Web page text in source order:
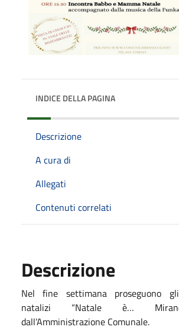
INDICE DELLA PAGINA
Descrizione
A cura di
Allegati
Contenuti correlati
Descrizione
Nel fine settimana proseguono
natalizi “Natale è…
dall’Amministrazione Comunale.